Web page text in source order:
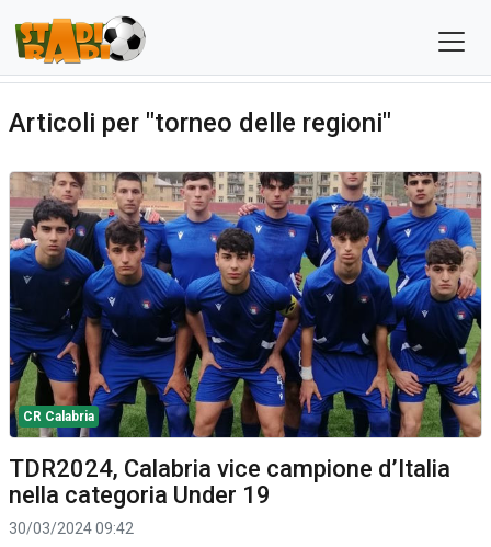
Articoli per "torneo delle regioni"
CR Calabria
TDR2024, Calabria vice campione d’Italia
nella categoria Under 19
30/03/2024 09:42